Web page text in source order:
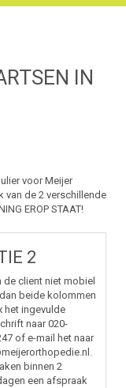
IN
voor Meijer
van de 2 verschillende
EROP STAAT!
2
de client niet mobiel
beide kolommen
het ingevulde
naar 020-
of e-mail het naar
binnen 2
een afspraak